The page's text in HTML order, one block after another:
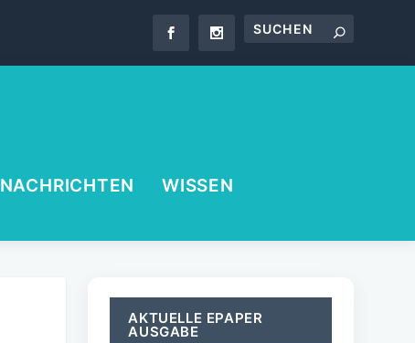
NACHRICHTEN WISSEN
AKTUELLE EPAPER
AUSGABE